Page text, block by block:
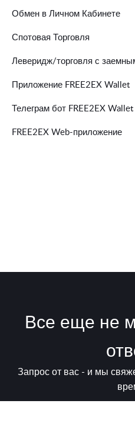
Обмен в Личном Кабинете
Спотовая Торговля
Леверидж/торговля с
Приложение FREE2EX Wallet
Телеграм бот FREE2EX Wallet
FREE2EX Web-приложение
Все еще не
Запрос от вас - и мы